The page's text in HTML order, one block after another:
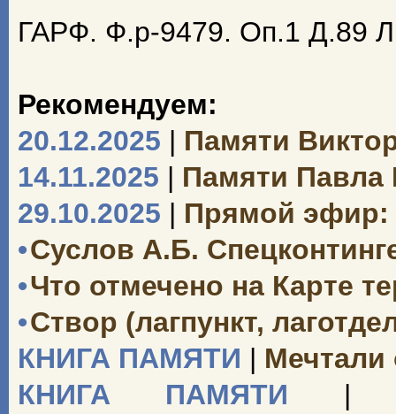
ГАРФ. Ф.р-9479. Оп.1 Д.89
Рекомендуем:
20.12.2025 | Памяти
14.11.2025 | Памяти Павла
29.10.2025 | Прямой эфир:
•Суслов А.Б.
•Что отмечено на Карте
•Створ (лагпункт,
КНИГА ПАМЯТИ | Мечтали
КНИГА ПАМЯТИ
|